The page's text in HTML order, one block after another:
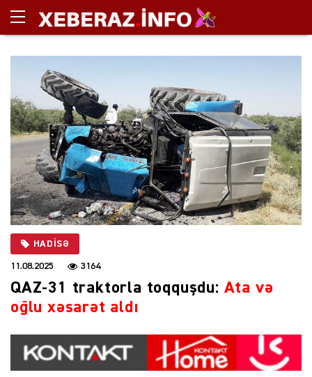
HADISƏ
11.08.2025 3164
QAZ-31 traktorla toqquşdu: Ata və
oğlu xəsarət aldı